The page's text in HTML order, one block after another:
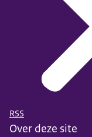
RSS
Over deze site